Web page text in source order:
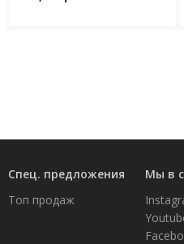
Спец. предложения
Топ продаж
Мы в